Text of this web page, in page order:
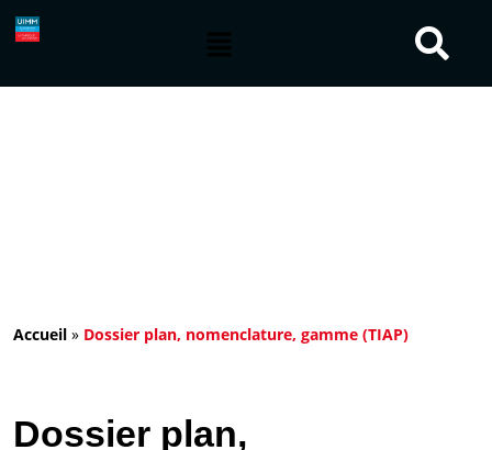
Accueil » Dossier plan, nomenclature, gamme (TIAP)
Dossier plan,